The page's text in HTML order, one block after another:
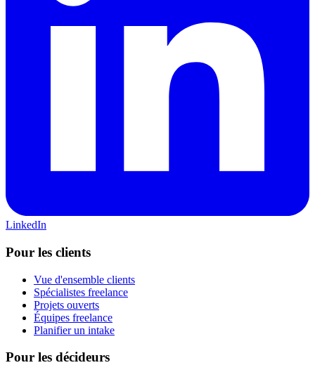
LinkedIn
Pour les clients
Vue d'ensemble clients
Spécialistes freelance
Projets ouverts
Équipes freelance
Planifier un intake
Pour les décideurs